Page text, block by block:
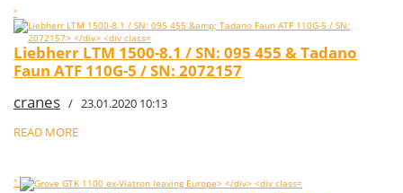
"
Liebherr LTM 1500-8.1 / SN: 095 455 & Tadano
Faun ATF 110G-5 / SN: 2072157
cranes / 23.01.2020 10:13
READ MORE
"